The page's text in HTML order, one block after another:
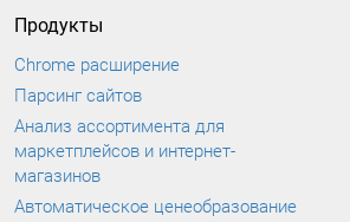
Продукты
Chrome расширение
Парсинг сайтов
Анализ ассортимента для
маркетплейсов и интернет-
магазинов
Автоматическое ценеобразование